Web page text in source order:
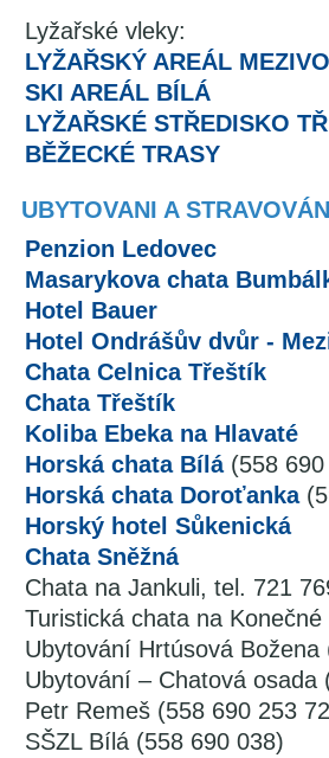
Lyžařské vleky:
LYŽAŘSKÝ AREÁL
SKI AREÁL BÍLÁ
LYŽAŘSKÉ STŘEDISKO
BĚŽECKÉ TRASY
UBYTOVANI A
Penzion Ledovec
Masarykova chata
Hotel Bauer
Hotel Ondrášův dvůr -
Chata Celnica Třeštík
Chata Třeštík
Koliba Ebeka na Hlavaté
Horská chata Bílá(558 690
Horská chata Doroťanka
Horský hotel Sůkenická
Chata Sněžná
Chata na Jankuli, tel. 721
Turistická chata na
Ubytování Hrtúsová Božena
Ubytování – Chatová osada
Petr Remeš (558 690 253
SŠZL Bílá (558 690 038)